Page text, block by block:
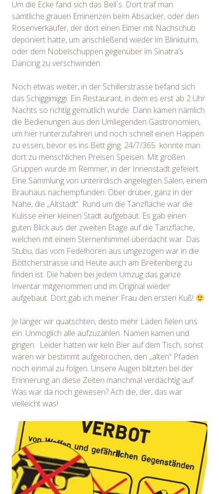
Um die Ecke fand sich das Bell`s. Dort traf man
sämtliche grauen Eminenzen beim Absacker, oder den
Rosenverkäufer, der dort einen Eimer mit Nachschub
deponiert hatte, um anschließend wieder im Blinkturm,
oder dem Nobelschuppen gegenüber im Sinatra’s
Dancing zu verschwinden.
Noch etwas weiter, in der Schillerstrasse befand sich
das Schiggimiggi. Ein Restaurant, in dem es erst ab 2 Uhr
Nachts so richtig gemütlich wurde. Dann kamen nämlich
die Bedienungen aus den Umliegenden Gastronomien,
um hier runterzufahren und noch schnell einen Happen
zu essen, bevor es ins Bett ging. 24/7/365 konnte man
dort zu menschlichen Preisen Speisen. Mit großen
Gruppen wurde im Remmer, in der Innenstadt gefeiert.
Eine Sammlung von unterirdisch angelegten Sälen, einem
Brauhaus nachempfunden. Ober drüber, ganz in der
Nähe, die „Altstadt“. Rund um die Tanzfläche war die
Kulisse einer kleinen Stadt aufgebaut. Es gab einen
guten Blick aus der zweiten Etage auf die Tanzfläche,
welchen mit einem Sternenhimmel überdacht war. Das
Stubu, das vom Fedelhören aus umgezogen war in die
Böttcherstrasse und Heute auch am Breitenberg zu
finden ist. Die haben bei jedem Umzug das ganze
Inventar mitgenommen und im Original wieder
aufgebaut. Dort gab ich meiner Frau den ersten Kuß!
Je länger wir quatschten, desto mehr Läden fielen uns
ein. Unmöglich alle aufzuzählen. Namen kamen und
gingen. Leider hatten wir kein Bier auf dem Tisch, sonst
wären wir bestimmt aufgebrochen, den „alten“ Pfaden
noch einmal zu folgen. Unsere Augen blitzten bei der
Erinnerung an diese Zeiten manchmal verdächtig auf.
Was war da noch gewesen? Ach die, der, das war
vielleicht was!